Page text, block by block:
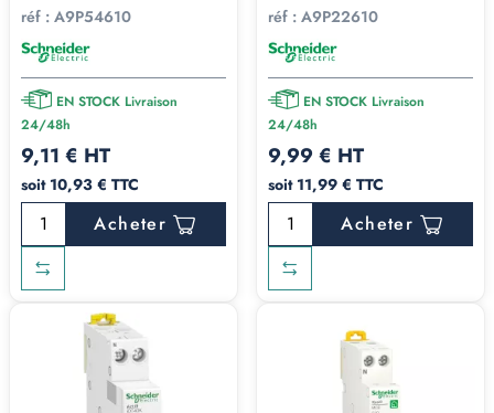
réf : A9P54610
EN STOCK Livraison
24/48h
9,11 € HT
soit 10,93 € TTC
Acheter
réf : A9P22610
EN STOCK Livraison
24/48h
9,99 € HT
soit 11,99 € TTC
Acheter